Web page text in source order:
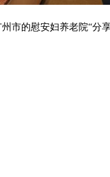
的慰安妇养老院“分